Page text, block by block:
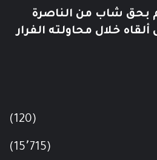
بحق شاب من الناصرة
خلال محاولته الفرار
(120)
(15٬715)